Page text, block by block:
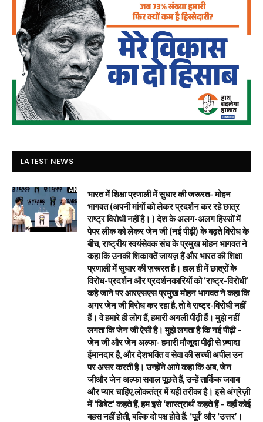
LATEST NEWS
भारत में शिक्षा प्रणाली में सुधार की जरूरत- मोहन
भागवत (अपनी मांगों को लेकर प्रदर्शन कर रहे छात्र
राष्ट्र विरोधी नहीं है। ) देश के अलग-अलग हिस्सों में
पेपर लीक को लेकर जेन जी (नई पीढ़ी) के बढ़ते विरोध के
बीच, राष्ट्रीय स्वयंसेवक संघ के प्रमुख मोहन भागवत ने
कहा कि उनकी शिकायतें जायज़ हैं और भारत की शिक्षा
प्रणाली में सुधार की ज़रूरत है। हाल ही में छात्रों के
विरोध-प्रदर्शन और प्रदर्शनकारियों को ‘राष्ट्र-विरोधी’
कहे जाने पर आरएसएस प्रमुख मोहन भागवत ने कहा कि
अगर जेन जी विरोध कर रहा है, तो वे राष्ट्र-विरोधी नहीं
हैं। वे हमारे ही लोग हैं, हमारी अगली पीढ़ी हैं। मुझे नहीं
लगता कि जेन जी ऐसी है। मुझे लगता है कि नई पीढ़ी –
जेन जी और जेन अल्फा- हमारी मौजूदा पीढ़ी से ज़्यादा
ईमानदार है, और देशभक्ति व सेवा की सच्ची अपील उन
पर असर करती है। उन्होंने आगे कहा कि अब, जेन
जीऔर जेन अल्फा सवाल पूछते हैं, उन्हें तार्किक जवाब
और प्यार चाहिए,लोकतंत्र में यही तरीका है। इसे अंग्रेज़ी
में ‘डिबेट’ कहते हैं, हम इसे ‘शास्त्रार्थ’ कहते हैं – वहाँ कोई
बहस नहीं होती, बल्कि दो पक्ष होते हैं: ‘पूर्व’ और ‘उत्तर’।